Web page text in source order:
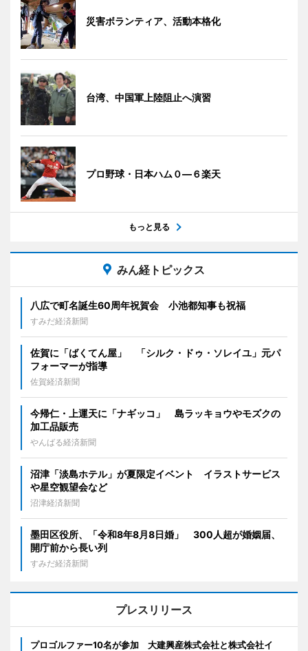
災害ボランティア、活動本格化
台湾、中国軍上陸阻止へ演習
プロ野球・日本ハム０―６楽天
もっと見る
みん経トピックス
八広で町名誕生60周年祝賀会 小池都知事も祝福
すみだ経済新聞
佐賀に「ばくてん屋」 「シルク・ドゥ・ソレイユ」元パ
フォーマーが指導
佐賀経済新聞
今帰仁・上運天に「ナギッコ」 島ラッキョウやモズクの
加工品販売
やんばる経済新聞
沼津「淡島ホテル」が夏限定イベント イラストサービス
や星空観望会など
沼津経済新聞
墨田区役所、「令和8年8月8日婚」 300人超が婚姻届、
開庁前から長い列
すみだ経済新聞
プレスリリース
プロゴルファー10名が参加 大建興産株式会社と株式会社イ